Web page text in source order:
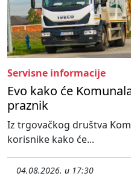
Servisne informacije
Evo kako će
praznik
Iz trgovačkog društva
korisnike kako će...
04.08.2026. u 17:30